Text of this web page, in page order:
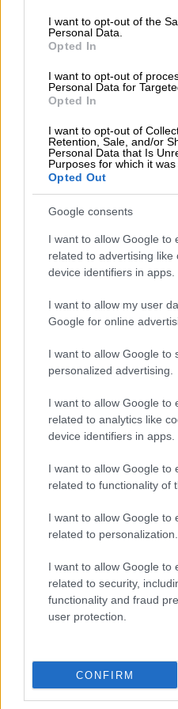
consent section.
I want to opt-out of the
Personal Data.
Opted In
I want to opt-out of
Personal Data for
Opted In
I want to opt-out of
Retention, Sale, and/or
Personal Data that Is
Purposes for which it was
Opted Out
Google consents
I want to allow Google to
related to advertising like
device identifiers in apps.
I want to allow my user
Google for online
I want to allow Google to
personalized advertising.
I want to allow Google to
related to analytics like
device identifiers in apps.
I want to allow Google to
related to functionality of
I want to allow Google to
related to personalization.
I want to allow Google to
related to security,
functionality and fraud
user protection.
CONFIRM
Απόψε, ηΈλενα
παρεϊστική διάθεση
μιλάει για όλα όσα
τελευταία χρόνια.
social media
κόσμο; Ποια
αρνηθεί στο
αυτό; Επίσης γιατί
δεύτερο γάμο; Τι
τηλεοπτικές της
Στη συνέχεια, ηΜαίρη
με το μπρίο της και
του Θανάση . Γιατί
απολαμβάνει
της στο J2us; Είναι
φοβούνται οι άντρες;
Τέλος, ποια viral
εμφάνισή της στο
καθημερινότητας
γιατί είναι ώρα για
ανεμελιά, είναι ώρα